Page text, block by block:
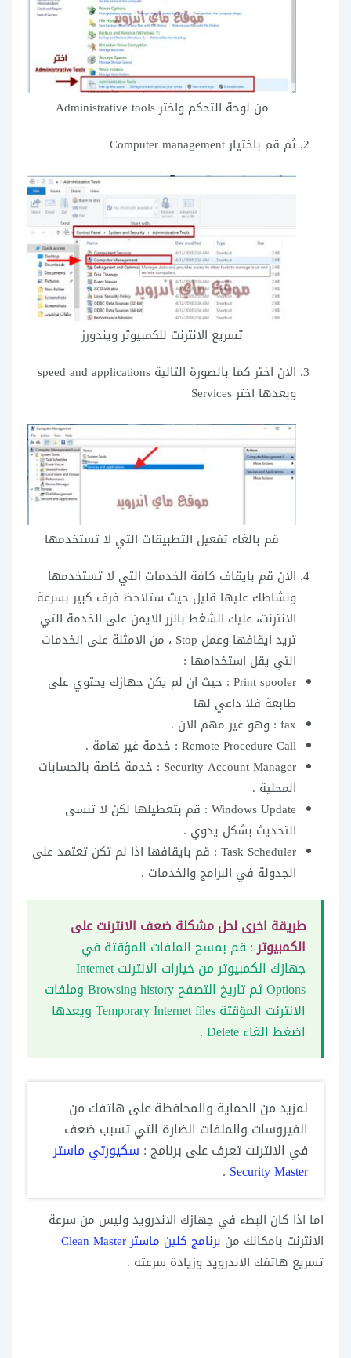
من لوحة التحكم واختر Administrative tools
ثم قم باختيار Computer management
تسريع الانترنت للكمبيوتر ويندورز
الان اختر كما بالصورة التالية speed and applications
وبعدها اختر Services
قم بالغاء تفعيل التطبيقات التي لا تستخدمها
الان قم بايقاف كافة الخدمات التي لا تستخدمها
ونشاطك عليها قليل حيث ستلاحظ فرف كبير بسرعة
الانترنت، عليك الشغط بالزر الايمن على الخدمة التي
تريد ايقافها وعمل Stop ، من الامثلة على الخدمات
التي يقل استخدامها :
Print spooler : حيث ان لم يكن جهازك يحتوي على
طابعة فلا داعي لها
fax : وهو غير مهم الان .
Remote Procedure Call : خدمة غير هامة .
Security Account Manager : خدمة خاصة بالحسابات
المحلية .
Windows Update : قم بتعطيلها لكن لا تنسى
التحديث بشكل يدوي .
Task Scheduler : قم بايقافها اذا لم تكن تعتمد على
الجدولة في البرامج والخدمات .
طريقة اخرى لحل مشكلة ضعف الانترنت على
الكمبيوتر: قم بمسح الملفات المؤقتة في
جهازك الكمبيوتر من خيارات الانترنت Internet
Options ثم تاريخ التصفح Browsing history وملفات
الانترنت المؤقتة Temporary Internet files ويعدها
اضغط الغاء Delete .
لمزيد من الحماية والمحافظة على هاتفك من
الفيروسات والملفات الضارة التي تسبب ضعف
في الانترنت تعرف على برنامج : سكيورتي ماستر
Security Master
.
اما اذا كان البطء في جهازك الاندرويد وليس من سرعة
الانترنت بامكانك من برنامج كلين ماستر Clean Master
تسريع هاتفك الاندرويد وزيادة سرعته .